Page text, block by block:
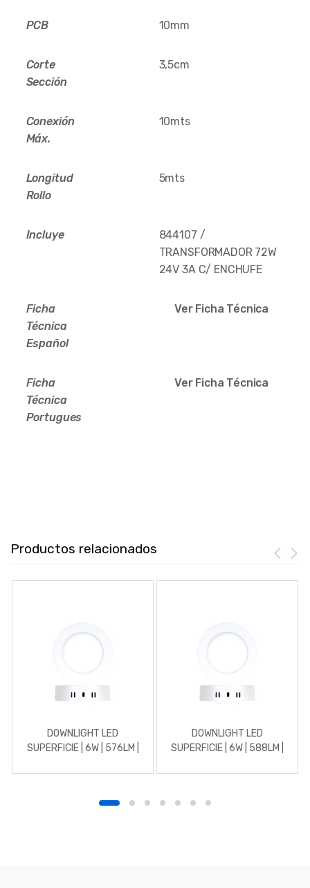
PCB 10mm
Corte
Sección
3,5cm
Conexión
Máx.
10mts
Longitud
Rollo
5mts
Incluye
844107 /
TRANSFORMADOR 72W
24V 3A C/ ENCHUFE
Ficha
Técnica
Español
Ver Ficha Técnica
Ficha
Técnica
Portugues
Ver Ficha Técnica
Productos relacionados
DOWNLIGHT LED
SUPERFICIE | 6W | 576LM |
BLANCO
DOWNLIGHT LED
SUPERFICIE | 6W | 588LM |
BLANCO